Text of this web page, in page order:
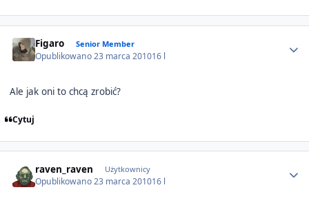
Figaro Senior Member
Opublikowano23 marca 201016 l
Ale jak oni to chcą zrobić?
Cytuj
raven_raven Użytkownicy
Opublikowano23 marca 201016 l